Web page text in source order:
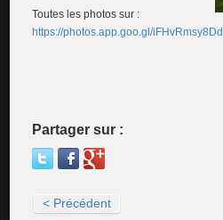
Toutes les photos sur :
https://photos.app.goo.gl/
Partager sur :
< Précédent